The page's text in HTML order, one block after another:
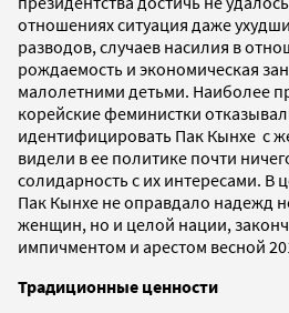
отношениях ситуация даже
разводов, случаев насилия в
рождаемость и экономическая
малолетними детьми. Наиболее
корейские феминистки
идентифицировать Пак Кынхе с
видели в ее политике почти
солидарность с их интересами. В
Пак Кынхе не оправдало надежд
женщин, но и целой нации,
импичментом и арестом весной
Традиционные ценности